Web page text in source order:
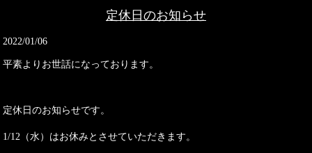
定休日のお知らせ
2022/01/06
平素よりお世話になっております。
定休日のお知らせです。
1/12（水）はお休みとさせていただきます。